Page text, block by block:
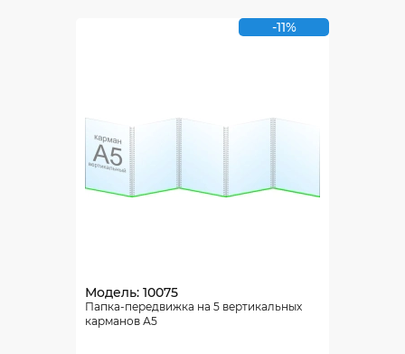
-11%
Модель: 10075
Папка-передвижка на 5 вертикальных
карманов А5